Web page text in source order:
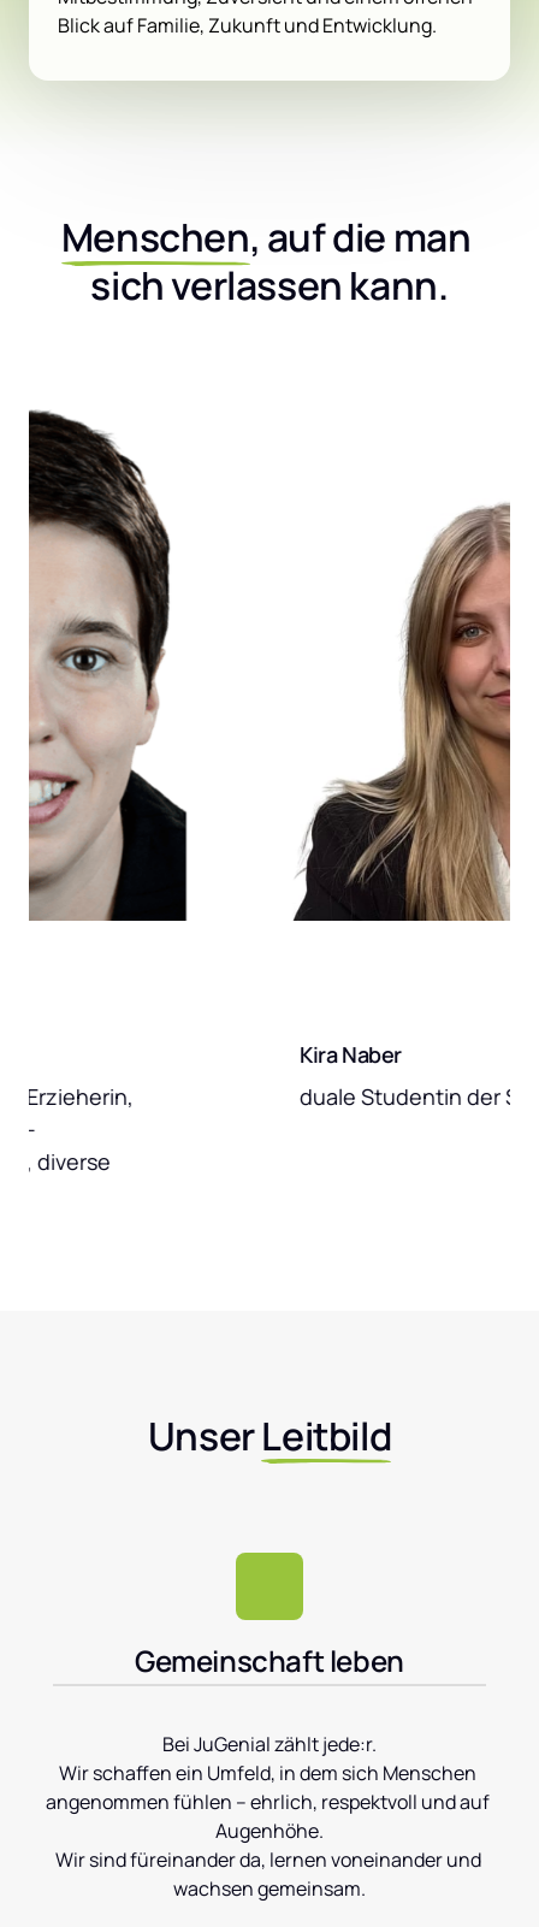
Blick auf Familie, Zukunft und Entwicklung.
Menschen, auf die man
sich verlassen kann.
Kira Naber
duale Studentin der Sozialen
Unser Leitbild
Gemeinschaft leben
Bei JuGenial zählt jede:r.
Wir schaffen ein Umfeld, in dem sich Menschen
angenommen fühlen – ehrlich, respektvoll und auf
Augenhöhe.
Wir sind füreinander da, lernen voneinander und
wachsen gemeinsam.